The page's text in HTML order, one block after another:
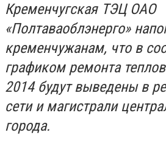
Кременчугская ТЭЦ ОАО
«Полтаваоблэнерго»
кременчужанам, что в
графиком ремонта
2014 будут выведены в
сети и магистрали
города.